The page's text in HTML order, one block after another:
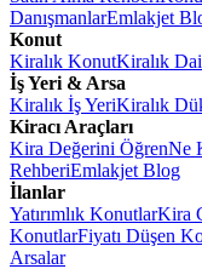
DanışmanlarEmlakjet
Konut
Kiralık KonutKiralık
İş Yeri & Arsa
Kiralık İş YeriKiralık
Kiracı Araçları
Kira Değerini ÖğrenNe
RehberiEmlakjet Blog
İlanlar
Yatırımlık KonutlarKira
KonutlarFiyatı Düşen
Arsalar